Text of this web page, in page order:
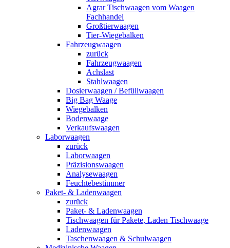
Agrar Tischwaagen vom Waagen
Fachhandel
Großtierwaagen
Tier-Wiegebalken
Fahrzeugwaagen
zurück
Fahrzeugwaagen
Achslast
Stahlwaagen
Dosierwaagen / Befüllwaagen
Big Bag Waage
Wiegebalken
Bodenwaage
Verkaufswaagen
Laborwaagen
zurück
Laborwaagen
Präzisionswaagen
Analysewaagen
Feuchtebestimmer
Paket- & Ladenwaagen
zurück
Paket- & Ladenwaagen
Tischwaagen für Pakete, Laden Tischwaage
Ladenwaagen
Taschenwaagen & Schulwaagen